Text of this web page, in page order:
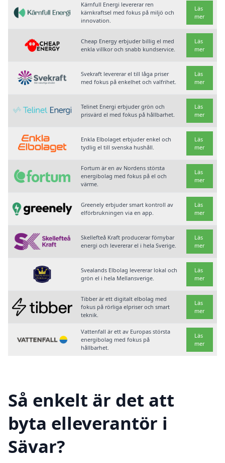
Kärnfull Energi levererar ren
kärnkraftsel med fokus på miljö och
innovation.
Läs
mer
Cheap Energy erbjuder billig el med
enkla villkor och snabb kundservice.
Läs
mer
Svekraft levererar el till låga priser
med fokus på enkelhet och valfrihet.
Läs
mer
Telinet Energi erbjuder grön och
prisvärd el med fokus på hållbarhet.
Läs
mer
Enkla Elbolaget erbjuder enkel och
tydlig el till svenska hushåll.
Läs
mer
Fortum är en av Nordens största
energibolag med fokus på el och
värme.
Läs
mer
Greenely erbjuder smart kontroll av
elförbrukningen via en app.
Läs
mer
Skellefteå Kraft producerar förnybar
energi och levererar el i hela Sverige.
Läs
mer
Svealands Elbolag levererar lokal och
grön el i hela Mellansverige.
Läs
mer
Tibber är ett digitalt elbolag med
fokus på rörliga elpriser och smart
teknik.
Läs
mer
Vattenfall är ett av Europas största
energibolag med fokus på
hållbarhet.
Läs
mer
Så enkelt är det att
byta elleverantör i
Sävar?